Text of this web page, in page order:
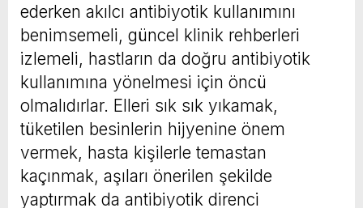
ederken akılcı antibiyotik kullanımını
benimsemeli, güncel klinik rehberleri
izlemeli, hastların da doğru antibiyotik
kullanımına yönelmesi için öncü
olmalıdırlar. Elleri sık sık yıkamak,
tüketilen besinlerin hijyenine önem
vermek, hasta kişilerle temastan
kaçınmak, aşıları önerilen şekilde
yaptırmak da antibiyotik direnci